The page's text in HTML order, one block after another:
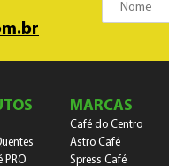
PRO
MARCAS
Café do Centro
Astro Café
Spress Café